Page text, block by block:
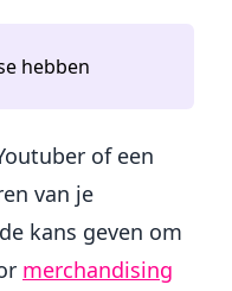
hebben
of een
van je
kans geven om
merchandising